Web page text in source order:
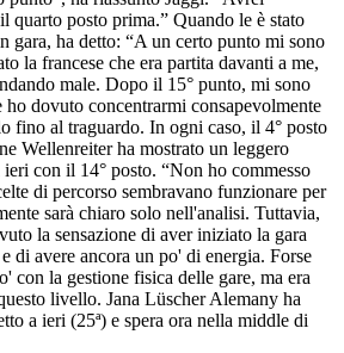
quarto posto prima.” Quando le è stato
gara, ha detto: “A un certo punto mi sono
la francese che era partita davanti a me,
male. Dopo il 15° punto, mi sono
dovuto concentrarmi consapevolmente
fino al traguardo. In ogni caso, il 4° posto
Wellenreiter ha mostrato un leggero
con il 14° posto. “Non ho commesso
di percorso sembravano funzionare per
sarà chiaro solo nell'analisi. Tuttavia,
la sensazione di aver iniziato la gara
di avere ancora un po' di energia. Forse
con la gestione fisica delle gare, ma era
livello. Jana Lüscher Alemany ha
a ieri (25ª) e spera ora nella middle di